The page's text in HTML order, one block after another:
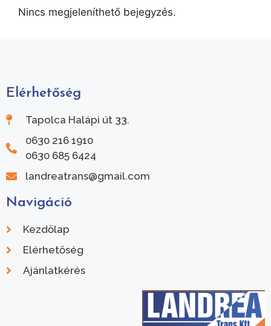
Nincs megjeleníthető bejegyzés.
Elérhetőség
Tapolca Halápi út 33.
0630 216 1910
0630 685 6424
landreatrans@gmail.com
Navigáció
Kezdőlap
Elérhetőség
Ajánlatkérés